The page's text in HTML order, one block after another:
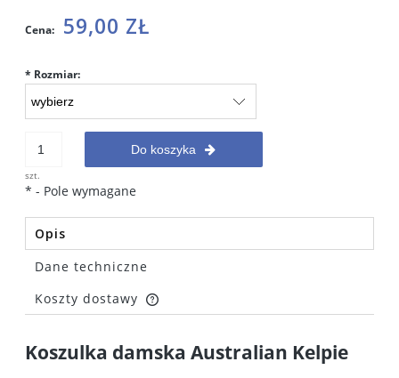
Cena: 59,00 ZŁ
* Rozmiar:
szt.
Do koszyka
* - Pole wymagane
Opis
Dane techniczne
Koszty dostawy
Cena nie zawiera ewentualnych kosztów płatności
Koszulka damska Australian Kelpie